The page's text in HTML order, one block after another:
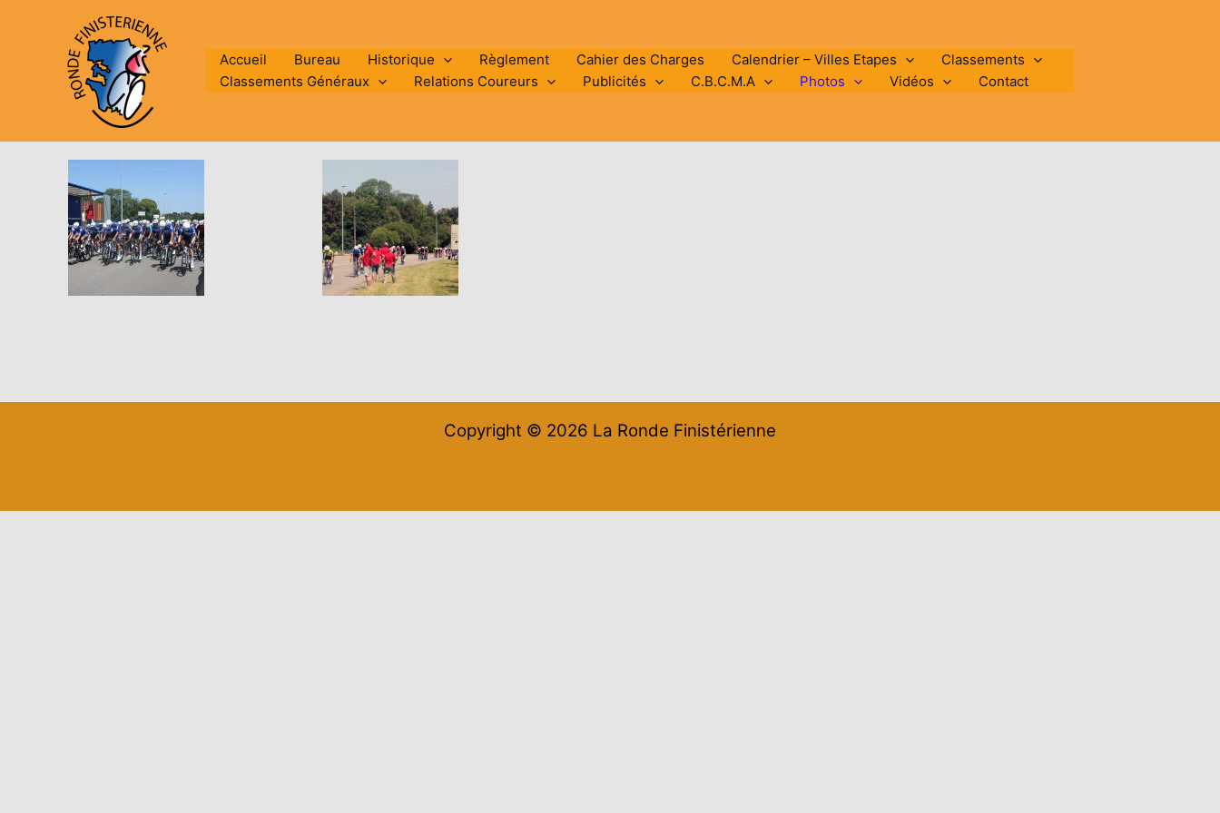
Accueil Bureau Historique Règlement Cahier des Charges Calendrier – Villes Etapes
Classements
Classements Généraux
Relations Coureurs Publicités C.B.C.M.A Photos Vidéos Contact
Copyright © 2026 La Ronde Finistérienne